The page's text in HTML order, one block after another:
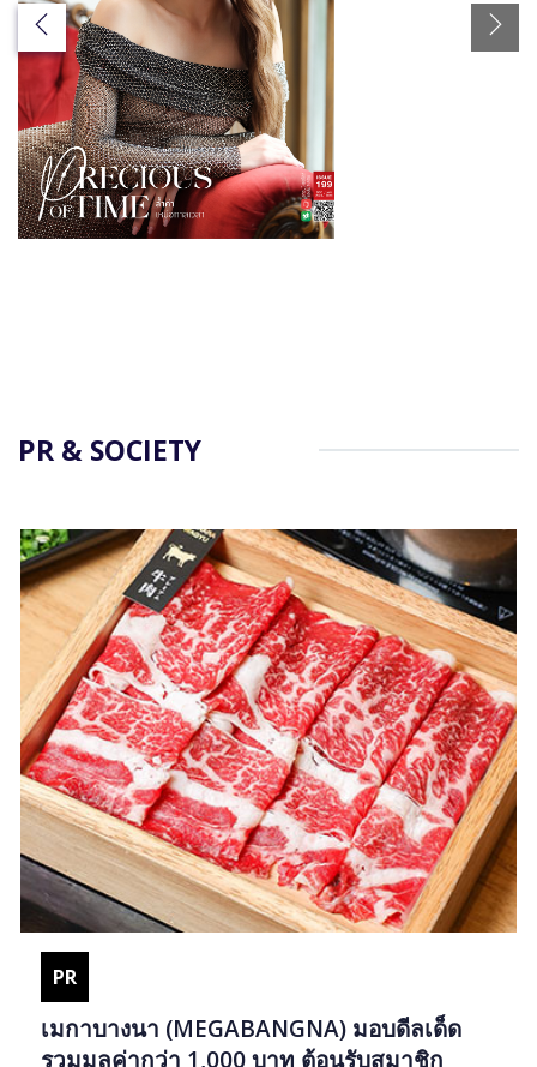
PR & SOCIETY
PR
เมกาบางนา (MEGABANGNA) มอบดีลเด็ด
รวมมูลค่ากว่า 1,000 บาท ต้อนรับสมาชิก